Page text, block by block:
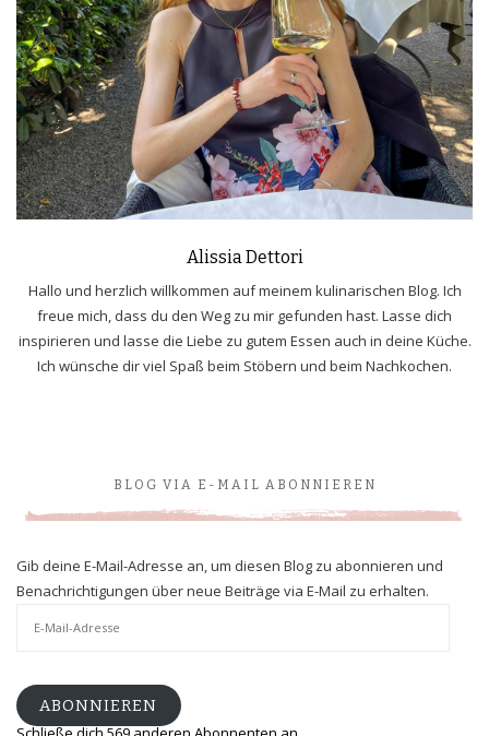
Alissia Dettori
Hallo und herzlich willkommen auf meinem kulinarischen Blog. Ich
freue mich, dass du den Weg zu mir gefunden hast. Lasse dich
inspirieren und lasse die Liebe zu gutem Essen auch in deine Küche.
Ich wünsche dir viel Spaß beim Stöbern und beim Nachkochen.
BLOG VIA E-MAIL ABONNIEREN
Gib deine E-Mail-Adresse an, um diesen Blog zu abonnieren und
Benachrichtigungen über neue Beiträge via E-Mail zu erhalten.
ABONNIEREN